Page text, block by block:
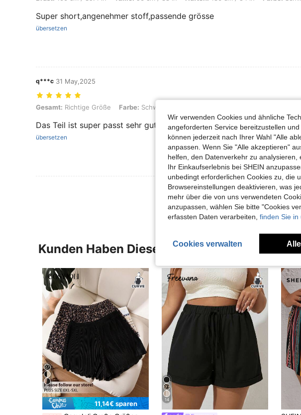
Super short,angenehmer stoff,passende grösse
übersetzen
q***c 31 May,2025
Gesamt: Richtige Größe, Farbe: Schwarz und Weiss, Größe: 4XL
Gesamt: Richtige Größe Farbe: Schwarz und Weiss
Das Teil ist super passt sehr gut und ist auch sehr gut verarbeitet
übersetzen
Mehr Bewertungen Ansehen
Kunden Haben Diese Artikel Auch
7
11,14€ sparen
#1 Bestseller
in Mehrfarbig Shorts in Übergröße
14
Wir verwenden Cookies und ähnliche
angeforderten Service bereitzustellen
können jederzeit nach Ihrer Wahl "Alle
anpassen. Wenn Sie "Alle akzeptieren"
helfen, den Datenverkehr zu
Ihr Einkaufserlebnis bei SHEIN
unbedingt erforderlichen Cookies zu, die
Browsereinstellungen deaktivieren, was
mehr über die von uns verwendeten
anzupassen, wählen Sie bitte "Cookies
erfassten Daten verarbeiten, finden Sie in
Cookies verwalten